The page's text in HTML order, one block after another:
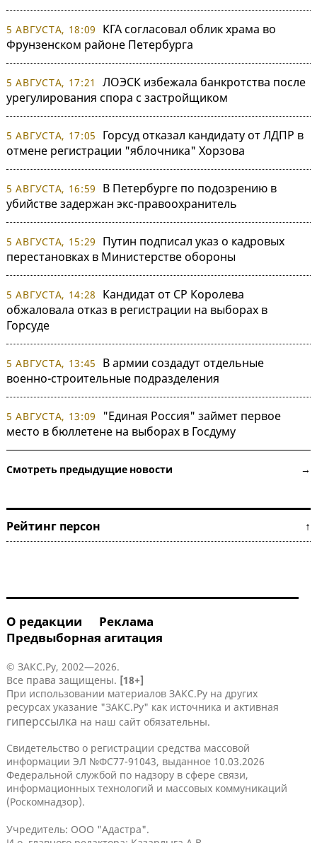
5 АВГУСТА, 18:09
КГА согласовал облик храма во
Фрунзенском районе Петербурга
5 АВГУСТА, 17:21
ЛОЭСК избежала банкротства после
урегулирования спора с застройщиком
5 АВГУСТА, 17:05
Горсуд отказал кандидату от ЛДПР в
отмене регистрации "яблочника" Хорзова
5 АВГУСТА, 16:59
В Петербурге по подозрению в
убийстве задержан экс-правоохранитель
5 АВГУСТА, 15:29
Путин подписал указ о кадровых
перестановках в Министерстве обороны
5 АВГУСТА, 14:28
Кандидат от СР Королева
обжаловала отказ в регистрации на выборах в
Горсуде
5 АВГУСТА, 13:45
В армии создадут отдельные
военно-строительные подразделения
5 АВГУСТА, 13:09
"Единая Россия" займет первое
место в бюллетене на выборах в Госдуму
Смотреть предыдущие новости →
Рейтинг персон ↑
О редакции
Реклама
Предвыборная агитация
© ЗАКС.Ру, 2002—2026.
Все права защищены. [18+]
При использовании материалов ЗАКС.Ру на других
ресурсах указание "ЗАКС.Ру" как источника и активная
гиперссылка на наш сайт обязательны.
Свидетельство о регистрации средства массовой
информации ЭЛ №ФС77-91043, выданное 10.03.2026
Федеральной службой по надзору в сфере связи,
информационных технологий и массовых коммуникаций
(Роскомнадзор).
Учредитель: ООО "Адастра".